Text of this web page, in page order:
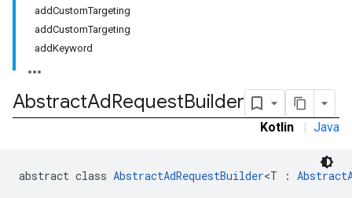
addCustomTargeting
addCustomTargeting
addKeyword
AbstractAdRequestBuilder
Kotlin | Java
abstract class AbstractAdRequestBuilder<T :